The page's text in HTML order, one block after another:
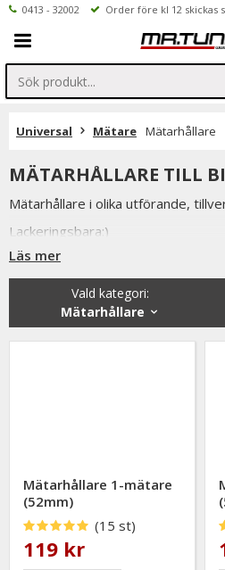
0413 - 32002 Order före kl 12 skickas
Universal Mätare Mätarhållare
MÄTARHÅLLARE TILL
Mätarhållare i olika utförande,
Lackeringsbara:)
Läs mer
Vald kategori:
Mätarhållare
Mätarhållare 1-mätare
(52mm)
(15 st)
119 kr